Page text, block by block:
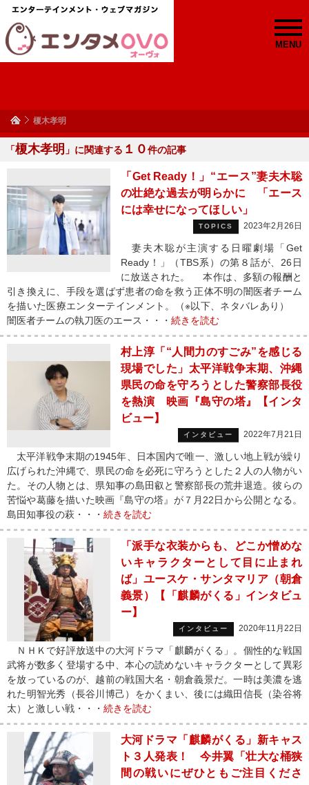
MENU
榎木孝明
「榎木孝明 」に関連する １０件の記事
「Get Ready！」“エース”妻夫木聡
の壮絶な過去が明らかに 「エース
には幸せになってほしい」
TOPICS 2023年2月26日
妻夫木聡が主演する日曜劇場「Get
Ready！」（TBS系）の第８話が、26日
に放送された。 本作は、多額の報酬と
引き換えに、手段を選ばず患者の命を救う正体不明の闇医者チーム
を描いた医療エンターテインメント。（※以下、ネタバレあり）
闇医者チームの執刀医のエース・・・ 続きを読む
村上淳「“人間力のすごみ”を感じる
現場でした」太平洋戦争末期、沖縄
県民の命を守ろうとした警察部長役
を熱演 映画『島守の塔』【インタ
ビュー】
インタビュー 2022年7月21日
太平洋戦争末期の1945年、日本国内で唯一、激しい地上戦が繰り
広げられた沖縄で、県民の命を必死に守ろうとした２人の人物がい
た。その人物とは、県知事の島田叡と警察部長の荒井退造。彼らの
苦悩や葛藤を描いた映画『島守の塔』が７月22日から公開となる。
島田知事役の萩・・・ 続きを読む
「派手な衣装からも、どこか憎めな
いキャラクターとして目に止まれ
ば」ユースケ・サンタマリア（朝倉
義景）【「麒麟がくる」インタビュ
ー】
インタビュー 2020年11月22日
ＮＨＫで好評放送中の大河ドラマ「麒麟がくる」。個性的な戦国
武将が数多く登場する中、本心の読めないキャラクターとして異彩
を放っているのが、越前の戦国大名・朝倉義景だ。一時は美濃を逃
れた明智光秀（長谷川博己）をかくまい、後には織田信長（染谷将
太）と激しい戦・・・ 続きを読む
大河ドラマ「麒麟がくる」新キャス
ト３人発表！ 今井翼「壮大な桶狭
間の戦いにぜひともご注目くださ